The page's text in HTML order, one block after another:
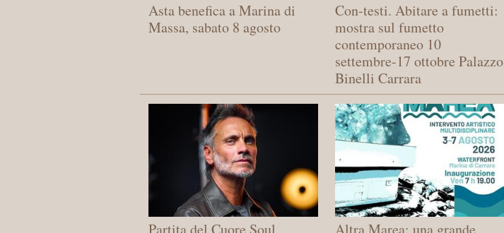
Asta benefica a Marina di
Massa, sabato 8 agosto
Con-testi. Abitare a fumetti:
mostra sul fumetto
contemporaneo 10
settembre-17 ottobre Palazzo
Binelli Carrara